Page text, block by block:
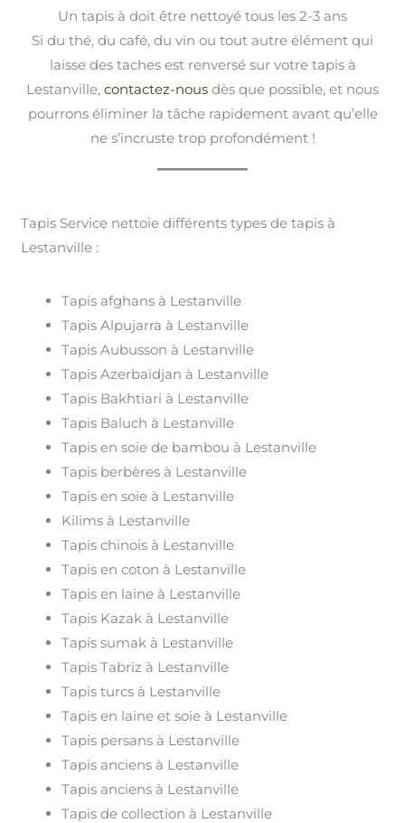
Un tapis à doit être nettoyé tous les 2-3 ans
Si du thé, du café, du vin ou tout autre élément qui
laisse des taches est renversé sur votre tapis à
Lestanville, contactez-nous dès que possible, et nous
pourrons éliminer la tâche rapidement avant qu’elle
ne s’incruste trop profondément !
Tapis Service nettoie différents types de tapis à
Lestanville :
Tapis afghans à Lestanville
Tapis Alpujarra à Lestanville
Tapis Aubusson à Lestanville
Tapis Azerbaïdjan à Lestanville
Tapis Bakhtiari à Lestanville
Tapis Baluch à Lestanville
Tapis en soie de bambou à Lestanville
Tapis berbères à Lestanville
Tapis en soie à Lestanville
Kilims à Lestanville
Tapis chinois à Lestanville
Tapis en coton à Lestanville
Tapis en laine à Lestanville
Tapis Kazak à Lestanville
Tapis sumak à Lestanville
Tapis Tabriz à Lestanville
Tapis turcs à Lestanville
Tapis en laine et soie à Lestanville
Tapis persans à Lestanville
Tapis anciens à Lestanville
Tapis anciens à Lestanville
Tapis de collection à Lestanville